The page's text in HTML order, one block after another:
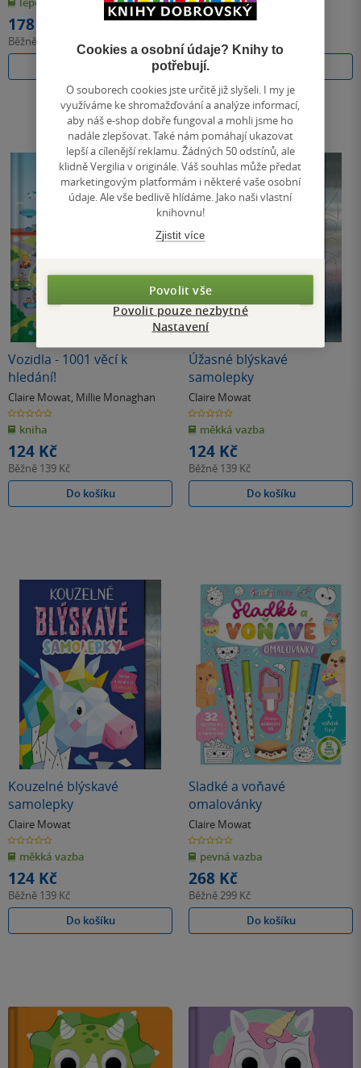
hvězdiček
178 Kč
Běžně
hvězdiček
124 Kč
Běžně
139 Kč
Vozidla - 1001 věcí k
hledání!
Claire Mowat, Millie Monaghan
0.0
z
5
hvězdiček
kniha
124 Kč
Běžně 139 Kč
Do košíku
Úžasné blýskavé
samolepky
Claire Mowat
0.0
z
5
hvězdiček
měkká vazba
124 Kč
Běžně 139 Kč
Do košíku
Kouzelné blýskavé
samolepky
Claire Mowat
0.0
z
5
hvězdiček
měkká vazba
124 Kč
Běžně 139 Kč
Do košíku
Sladké a voňavé
omalovánky
Claire Mowat
0.0
z
5
hvězdiček
pevná vazba
268 Kč
Běžně299 Kč
Do košíku
Cookies a osobní údaje? Knihy to
potřebují.
O souborech cookies jste určitě již slyšeli. I my je
využíváme ke shromažďování a analýze informací,
aby náš e-shop dobře fungoval a mohli jsme ho
nadále zlepšovat. Také nám pomáhají ukazovat
lepší a cílenější reklamu. Žádných 50 odstínů, ale
klidně Vergilia v originále. Váš souhlas může předat
marketingovým platformám i některé vaše osobní
údaje. Ale vše bedlivě hlídáme. Jako naši vlastní
knihovnu!
Zjistit více
Povolit vše
Povolit pouze nezbytné
Nastavení